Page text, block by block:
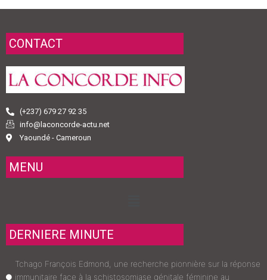
CONTACT
(+237) 679 27 92 35
info@laconcorde-actu.net
Yaoundé - Cameroun
MENU
DERNIERE MINUTE
Tchago François Edmond, une recherche pionnière sur la réponse
immunitaire face à la schistosomiase génitale féminine au